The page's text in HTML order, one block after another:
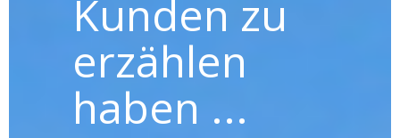
Kunden zu
erzählen
haben ...